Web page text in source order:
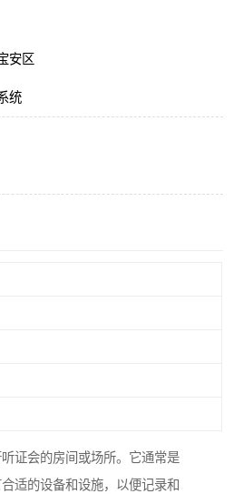
安区
统
证会的房间或场所。它通常是
适的设备和设施，以便记录和